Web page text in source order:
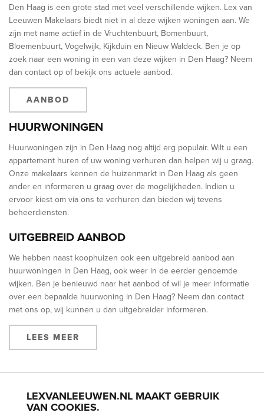
LEXVANLEEUWEN.NL MAAKT GEBRUIK
VAN COOKIES.
Den Haag is een grote stad met veel verschillende wijken. Lex van
Leeuwen Makelaars biedt niet in al deze wijken woningen aan. We
zijn met name actief in de Vruchtenbuurt, Bomenbuurt,
Bloemenbuurt, Vogelwijk, Kijkduin en Nieuw Waldeck. Ben je op
zoek naar een woning in een van deze wijken in Den Haag? Neem
dan contact op of bekijk ons actuele aanbod.
AANBOD
HUURWONINGEN
Huurwoningen zijn in Den Haag nog altijd erg populair. Wilt u een
appartement huren of uw woning verhuren dan helpen wij u graag.
Onze makelaars kennen de huizenmarkt in Den Haag als geen
ander en informeren u graag over de mogelijkheden. Indien u
ervoor kiest om via ons te verhuren dan bieden wij tevens
beheerdiensten.
UITGEBREID AANBOD
We hebben naast koophuizen ook een uitgebreid aanbod aan
huurwoningen in Den Haag, ook weer in de eerder genoemde
wijken. Ben je benieuwd naar het aanbod of wil je meer informatie
over een bepaalde huurwoning in Den Haag? Neem dan contact
met ons op, wij kunnen u dan uitgebreider informeren.
LEES MEER
BLOEMENBUURT BOHEMEN BOMENBUURT
KIJKDUIN
LOOSDUINEN
SCHEVENINGEN